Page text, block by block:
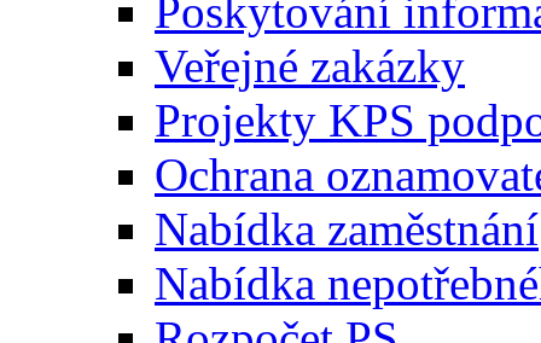
Poskytování
Veřejné zakázky
Projekty KPS
Ochrana
Nabídka zaměstnání
Nabídka